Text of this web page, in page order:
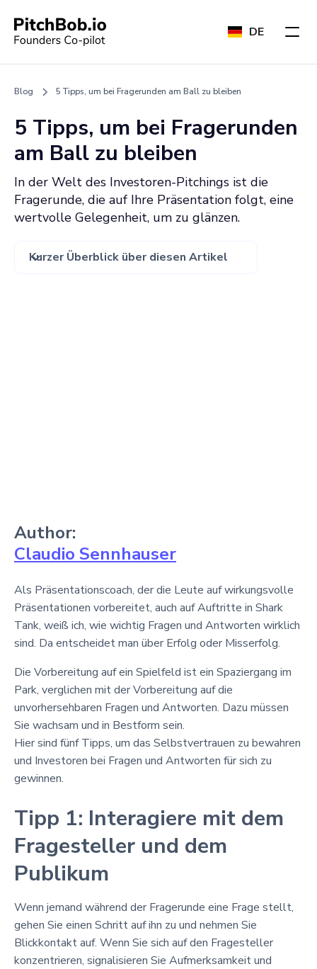
DE
Blog 5 Tipps, um bei Fragerunden am Ball zu bleiben
5 Tipps, um bei Fragerunden
am Ball zu bleiben
In der Welt des Investoren-Pitchings ist die
Fragerunde, die auf Ihre Präsentation folgt, eine
wertvolle Gelegenheit, um zu glänzen.
Kurzer Überblick über diesen Artikel
Author:
Claudio Sennhauser
Als Präsentationscoach, der die Leute auf wirkungsvolle
Präsentationen vorbereitet, auch auf Auftritte in Shark
Tank, weiß ich, wie wichtig Fragen und Antworten wirklich
sind. Da entscheidet man über Erfolg oder Misserfolg.
Die Vorbereitung auf ein Spielfeld ist ein Spaziergang im
Park, verglichen mit der Vorbereitung auf die
unvorhersehbaren Fragen und Antworten. Dazu müssen
Sie wachsam und in Bestform sein.
Hier sind fünf Tipps, um das Selbstvertrauen zu bewahren
und Investoren bei Fragen und Antworten für sich zu
gewinnen.
Tipp 1: Interagiere mit dem
Fragesteller und dem
Publikum
Wenn jemand während der Fragerunde eine Frage stellt,
gehen Sie einen Schritt auf ihn zu und nehmen Sie
Blickkontakt auf. Wenn Sie sich auf den Fragesteller
konzentrieren, signalisieren Sie Aufmerksamkeit und